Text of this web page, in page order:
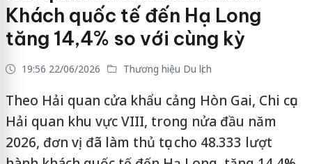
Khách quốc tế đến Hạ Long
tăng 14,4% so với cùng kỳ
19:56 22/06/2026 Thương hiệu Du lịch
Theo Hải quan cửa khẩu cảng Hòn Gai, Chi cục
Hải quan khu vực VIII, trong nửa đầu năm
2026, đơn vị đã làm thủ tục cho 48.333 lượt